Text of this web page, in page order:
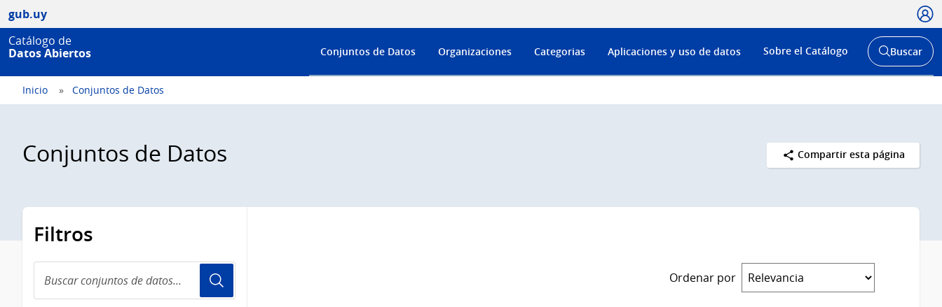
gub.uy
Catálogo de
Datos Abiertos
Menú
de
Conjuntos de Datos Organizaciones Categorias Aplicaciones y uso de datos Sobre el Catálogo
Abrir
buscador
Buscar
Inicio Conjuntos de Datos
Conjuntos de Datos Compartir esta página
Filtros
conjuntos
de
Ordenar por